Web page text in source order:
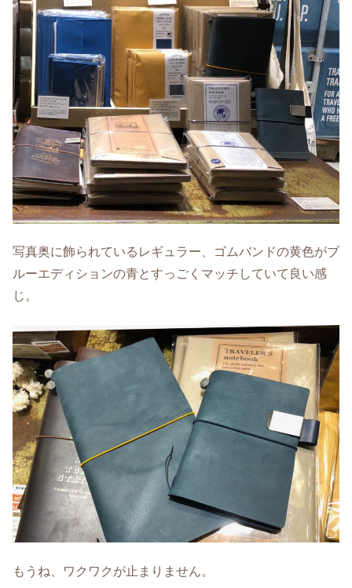
写真奥に飾られているレギュラー、ゴムバンドの黄色がブ
ルーエディションの青とすっごくマッチしていて良い感
じ。
もうね、ワクワクが止まりません。